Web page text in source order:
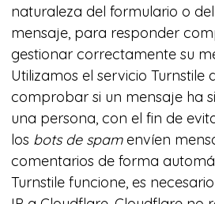
naturaleza del formulario o
mensaje, para responder
gestionar correctamente su
Utilizamos el servicio Turnstile
comprobar si un mensaje ha
una persona, con el fin de
los bots de spamenvíen
comentarios de forma
Turnstile funcione, es